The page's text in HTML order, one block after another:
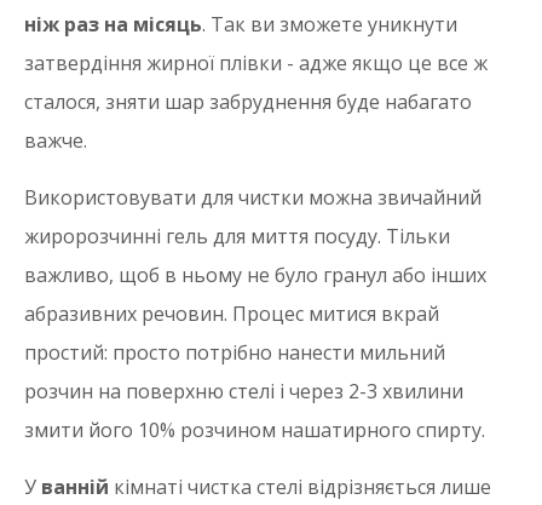
ніж раз на місяць. Так ви зможете уникнути
затвердіння жирної плівки - адже якщо це все ж
сталося, зняти шар забруднення буде набагато
важче.
Використовувати для чистки можна звичайний
жиророзчинні гель для миття посуду. Тільки
важливо, щоб в ньому не було гранул або інших
абразивних речовин. Процес митися вкрай
простий: просто потрібно нанести мильний
розчин на поверхню стелі і через 2-3 хвилини
змити його 10% розчином нашатирного спирту.
У ванній кімнаті чистка стелі відрізняється лише